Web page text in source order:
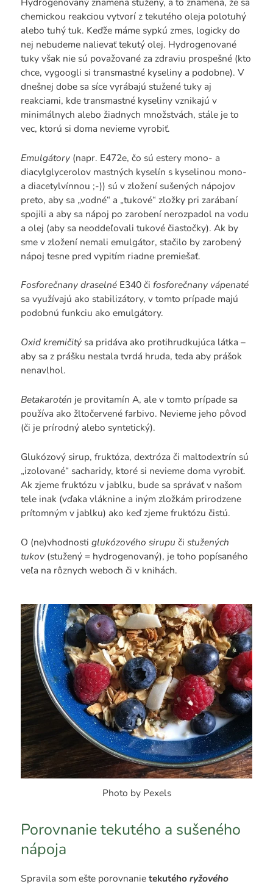
chemickou reakciou vytvorí z tekutého oleja polotuhý
alebo tuhý tuk. Keďže máme sypkú zmes, logicky do
nej nebudeme nalievať tekutý olej. Hydrogenované
tuky však nie sú považované za zdraviu prospešné (kto
chce, vygoogli si transmastné kyseliny a podobne). V
dnešnej dobe sa síce vyrábajú stužené tuky aj
reakciami, kde transmastné kyseliny vznikajú v
minimálnych alebo žiadnych množstvách, stále je to
vec, ktorú si doma nevieme vyrobiť.
Emulgátory(napr. E472e, čo sú estery mono- a
diacylglycerolov mastných kyselín s kyselinou mono-
a diacetylvínnou ;-)) sú v zložení sušených nápojov
preto, aby sa „vodné“ a „tukové“ zložky pri zarábaní
spojili a aby sa nápoj po zarobení nerozpadol na vodu
a olej (aby sa neoddeľovali tukové čiastočky). Ak by
sme v zložení nemali emulgátor, stačilo by zarobený
nápoj tesne pred vypitím riadne premiešať.
Fosforečnany draselnéE340 či fosforečnany vápenaté
sa využívajú ako stabilizátory, v tomto prípade majú
podobnú funkciu ako emulgátory.
Oxid kremičitýsa pridáva ako protihrudkujúca látka –
aby sa z prášku nestala tvrdá hruda, teda aby prášok
nenavlhol.
Betakarotén je provitamín A, ale v tomto prípade sa
používa ako žltočervené farbivo. Nevieme jeho pôvod
(či je prírodný alebo syntetický).
Glukózový sirup, fruktóza, dextróza či maltodextrín sú
„izolované“ sacharidy, ktoré si nevieme doma vyrobiť.
Ak zjeme fruktózu v jablku, bude sa správať v našom
tele inak (vďaka vláknine a iným zložkám prirodzene
prítomným v jablku) ako keď zjeme fruktózu čistú.
O (ne)vhodnosti glukózového sirupu či stužených
tukov(stužený = hydrogenovaný), je toho popísaného
veľa na rôznych weboch či v knihách.
Photo by Pexels
Porovnanie tekutého a sušeného
nápoja
Spravila som ešte porovnanietekutéhoryžového